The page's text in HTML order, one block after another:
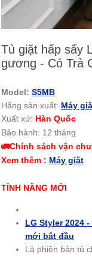
Tủ giặt hấp sấy
gương - Có Trả
Model: S5MB
Hãng sản xuất: Máy
Xuất xứ: Hàn Quốc
Bảo hành: 12 tháng
🚛Chính sách vận
Xem thêm : Máy giặt
TÍNH NĂNG MỚI
LG Styler 2024
mới bắt đầu
Là phiên bản tủ